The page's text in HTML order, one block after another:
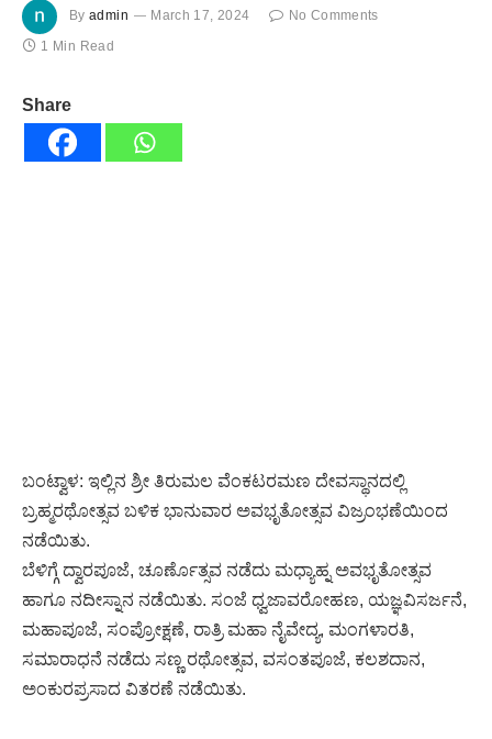
By admin March 17, 2024
No Comments
1 Min Read
Share
ಬಂಟ್ವಾಳ: ಇಲ್ಲಿನ ಶ್ರೀ ತಿರುಮಲ ವೆಂಕಟರಮಣ ದೇವಸ್ಥಾನದಲ್ಲಿ
ಬ್ರಹ್ಮರಥೋತ್ಸವ ಬಳಿಕ ಭಾನುವಾರ ಅವಭೃತೋತ್ಸವ ವಿಜ್ರಂಭಣೆಯಿಂದ
ನಡೆಯಿತು.
ಬೆಳಿಗ್ಗೆ ದ್ವಾರಪೂಜೆ, ಚೂರ್ಣೊತ್ಸವ ನಡೆದು ಮಧ್ಯಾಹ್ನ ಅವಭೃತೋತ್ಸವ
ಹಾಗೂ ನದೀಸ್ನಾನ ನಡೆಯಿತು. ಸಂಜೆ ಧ್ವಜಾವರೋಹಣ, ಯಜ್ಞವಿಸರ್ಜನೆ,
ಮಹಾಪೂಜೆ, ಸಂಪ್ರೋಕ್ಷಣೆ, ರಾತ್ರಿ ಮಹಾ ನೈವೇದ್ಯ, ಮಂಗಳಾರತಿ,
ಸಮಾರಾಧನೆ ನಡೆದು ಸಣ್ಣ ರಥೋತ್ಸವ, ವಸಂತಪೂಜೆ, ಕಲಶದಾನ,
ಅಂಕುರಪ್ರಸಾದ ವಿತರಣೆ ನಡೆಯಿತು.